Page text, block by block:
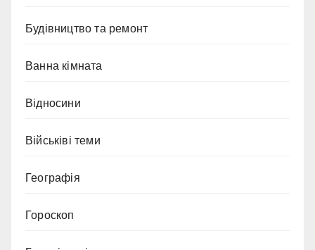
Будівництво та ремонт
Ванна кімната
Відносини
Військіві теми
Географія
Гороскоп